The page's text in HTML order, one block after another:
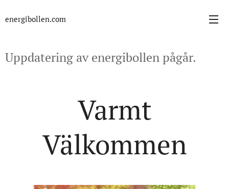
energibollen.com
Uppdatering av energibollen pågår.
Varmt
Välkommen